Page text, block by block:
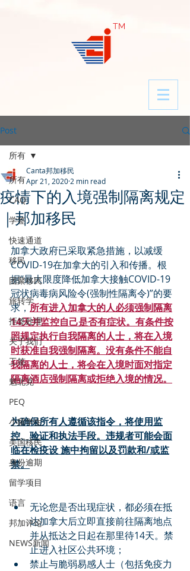
​TM
Post
所有
CAQ
学签
快速通道
移民
团聚移民
旅转学
拒签处理
关于我们
工签
魁北克
PEQ
小留学生
美国移民
身份逾期
留学项目
语言
邦加评论
NEWS新闻
所有
疫情下的入境强制隔离规定
｜邦加移民
Canta邦加移民
Apr 21, 2020 2 min read
加拿大政府已采取紧急措施，以减缓
COVID-19在加拿大的引入和传播。根
据“最大限度降低加拿大接触COVID-19
冠状病毒病风险令(强制性隔离令)”的要
求，所有进入加拿大的人必须强制隔离
14天并监控自己是否有症状。有条件按
照规定执行自我隔离的人士，将在入境
时获准自我强制隔离。没有条件不能自
我隔离的人士，将会在入境时面对指定
隔离酒店强制隔离或拒绝入境的情况。
为确保所有人遵循该指令，将使用监
控、验证和执法手段。违规者可能会面
临在检疫设 施中拘留以及罚款和/或监
禁。
无论您是否出现症状，都必须在抵
达加拿大后立即直接前往隔离地点
并从抵达之日起在那里待14天。禁
止进入社区公共环境；
禁止与脆弱易感人士（包括免疫力